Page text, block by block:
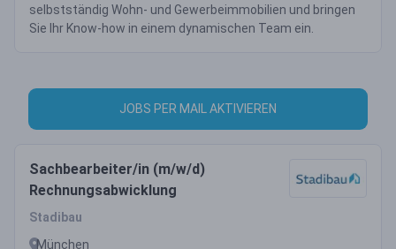
selbstständig Wohn- und Gewerbeimmobilien und bringen
Sie Ihr Know-how in einem dynamischen Team ein.
JOBS PER MAIL AKTIVIEREN
Sachbearbeiter/in (m/w/d)
Rechnungsabwicklung
Stadibau
München